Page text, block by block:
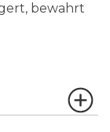
bewahrt